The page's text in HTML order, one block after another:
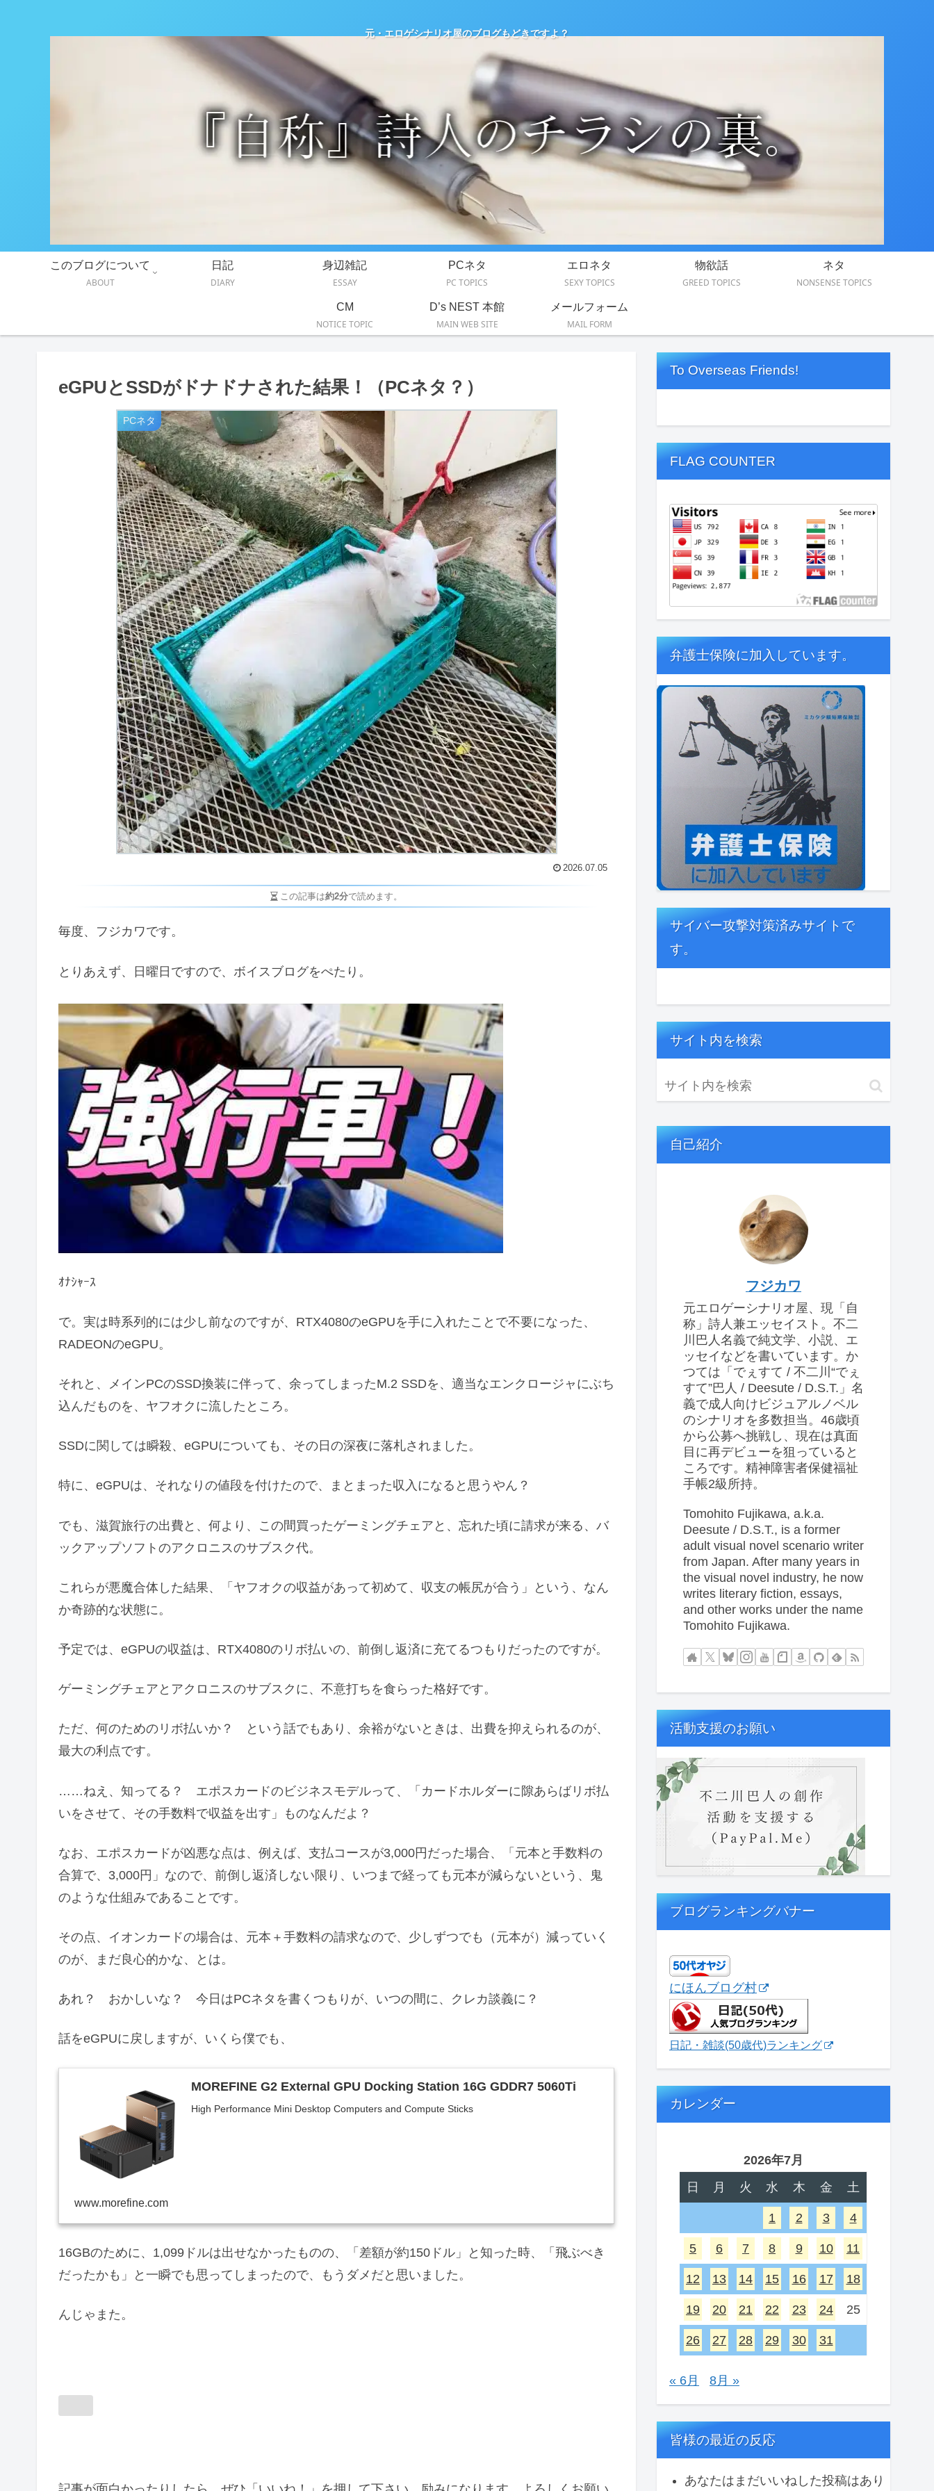
元・エロゲシナリオ屋のブログもどきですよ？
このブログについて
ABOUT
日記
DIARY
身辺雑記
ESSAY
PCネタ
PC TOPICS
エロネタ
SEXY TOPICS
物欲話
GREED TOPICS
ネタ
NONSENSE TOPICS
CM
NOTICE TOPIC
D’s NEST 本館
MAIN WEB SITE
メールフォーム
MAIL FORM
eGPUとSSDがドナドナされた結果！（PCネタ？）
PCネタ
2026.07.05
この記事は約2分で読めます。
毎度、フジカワです。
とりあえず、日曜日ですので、ボイスブログをぺたり。
ｵﾅｼｬｰｽ
で。実は時系列的には少し前なのですが、RTX4080のeGPUを手に入れたことで不要になった、
RADEONのeGPU。
それと、メインPCのSSD換装に伴って、余ってしまったM.2 SSDを、適当なエンクロージャにぶち
込んだものを、ヤフオクに流したところ。
SSDに関しては瞬殺、eGPUについても、その日の深夜に落札されました。
特に、eGPUは、それなりの値段を付けたので、まとまった収入になると思うやん？
でも、滋賀旅行の出費と、何より、この間買ったゲーミングチェアと、忘れた頃に請求が来る、バ
ックアップソフトのアクロニスのサブスク代。
これらが悪魔合体した結果、「ヤフオクの収益があって初めて、収支の帳尻が合う」という、なん
か奇跡的な状態に。
予定では、eGPUの収益は、RTX4080のリボ払いの、前倒し返済に充てるつもりだったのですが。
ゲーミングチェアとアクロニスのサブスクに、不意打ちを食らった格好です。
ただ、何のためのリボ払いか？ という話でもあり、余裕がないときは、出費を抑えられるのが、
最大の利点です。
……ねえ、知ってる？ エポスカードのビジネスモデルって、「カードホルダーに隙あらばリボ払
いをさせて、その手数料で収益を出す」ものなんだよ？
なお、エポスカードが凶悪な点は、例えば、支払コースが3,000円だった場合、「元本と手数料の
合算で、3,000円」なので、前倒し返済しない限り、いつまで経っても元本が減らないという、鬼
のような仕組みであることです。
その点、イオンカードの場合は、元本＋手数料の請求なので、少しずつでも（元本が）減っていく
のが、まだ良心的かな、とは。
あれ？ おかしいな？ 今日はPCネタを書くつもりが、いつの間に、クレカ談義に？
話をeGPUに戻しますが、いくら僕でも、
MOREFINE G2 External GPU Docking Station 16G GDDR7 5060Ti
High Performance Mini Desktop Computers and Compute Sticks
www.morefine.com
16GBのために、1,099ドルは出せなかったものの、「差額が約150ドル」と知った時、「飛ぶべき
だったかも」と一瞬でも思ってしまったので、もうダメだと思いました。
んじゃまた。
To Overseas Friends!
FLAG COUNTER
弁護士保険に加入しています。
サイバー攻撃対策済みサイトで
す。
サイト内を検索
自己紹介
フジカワ
元エロゲーシナリオ屋、現「自
称」詩人兼エッセイスト。不二
川巴人名義で純文学、小説、エ
ッセイなどを書いています。か
つては「でぇすて / 不二川“でぇ
すて”巴人 / Deesute / D.S.T.」名
義で成人向けビジュアルノベル
のシナリオを多数担当。46歳頃
から公募へ挑戦し、現在は真面
目に再デビューを狙っていると
ころです。精神障害者保健福祉
手帳2級所持。
Tomohito Fujikawa, a.k.a.
Deesute / D.S.T., is a former
adult visual novel scenario writer
from Japan. After many years in
the visual novel industry, he now
writes literary fiction, essays,
and other works under the name
Tomohito Fujikawa.
活動支援のお願い
ブログランキングバナー
にほんブログ村
日記・雑談(50歳代)ランキング
カレンダー
2026年7月
日
月 火 水 木 金 土
1 2 3 4
5 6 7 8 9 10 11
12 13 14 15 16 17 18
19 20 21 22 23 24 25
26 27 28 29 30 31
« 6月 8月 »
皆様の最近の反応
あなたはまだいいねした投稿はあり